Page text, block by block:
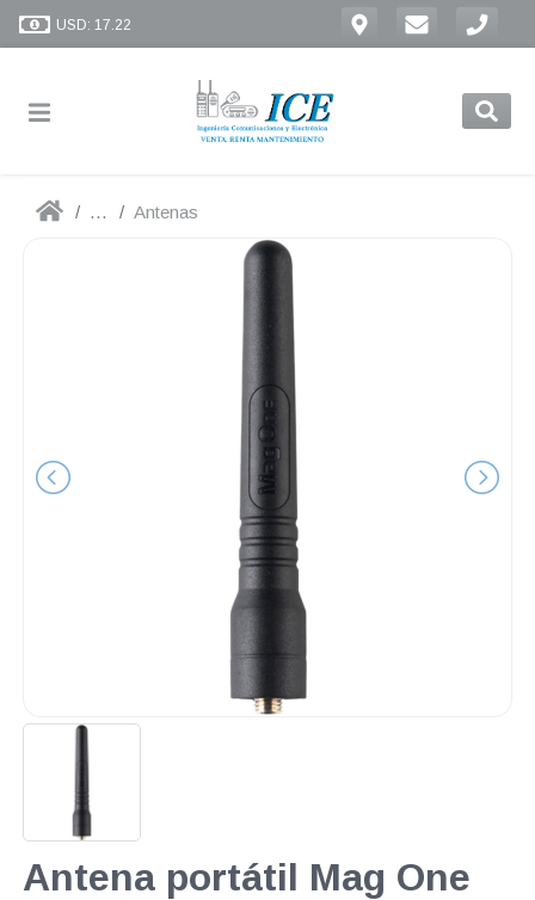
USD: 17.22
... Antenas
Antena portátil Mag One